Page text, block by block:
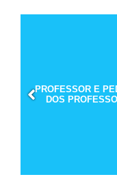
PROFESSOR E
DOS